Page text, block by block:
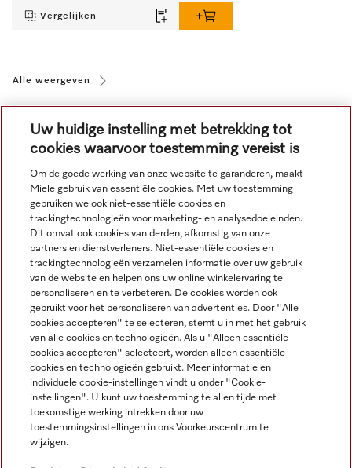
Vergelijken
Alle weergeven
Navigatie
Service
Uw huidige instelling met betrekking tot
cookies waarvoor toestemming vereist is
Om de goede werking van onze website te garanderen, maakt
Miele gebruik van essentiële cookies. Met uw toestemming
gebruiken we ook niet-essentiële cookies en
trackingtechnologieën voor marketing- en analysedoeleinden.
Dit omvat ook cookies van derden, afkomstig van onze
partners en dienstverleners. Niet-essentiële cookies en
trackingtechnologieën verzamelen informatie over uw gebruik
van de website en helpen ons uw online winkelervaring te
personaliseren en te verbeteren. De cookies worden ook
gebruikt voor het personaliseren van advertenties. Door "Alle
cookies accepteren" te selecteren, stemt u in met het gebruik
van alle cookies en technologieën. Als u "Alleen essentiële
cookies accepteren" selecteert, worden alleen essentiële
cookies en technologieën gebruikt. Meer informatie en
individuele cookie-instellingen vindt u onder "Cookie-
instellingen". U kunt uw toestemming te allen tijde met
toekomstige werking intrekken door uw
toestemmingsinstellingen in ons Voorkeurscentrum te
wijzigen.